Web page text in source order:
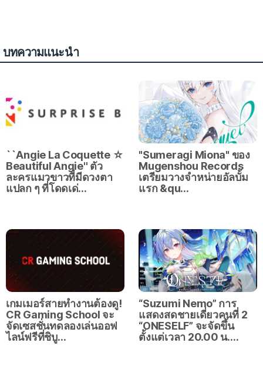
บทความแนะนำ
``Angie La Coquette ☆
Beautiful Angie'' ตัว
ละครแมวขาวที่มีดวงตา
แปลก ๆ ที่โดดเด่…
"Sumeragi Miona" ของ
Mugenshou Records
เตรียมวางจำหน่ายอัลบั้ม
แรก &qu…
เกมเมอร์สายทำงานต้องดู!
CR Gaming School จะ
จัดเซสชั่นทดลองเล่นออฟ
ไลน์ฟรีที่ชิบู…
“Suzumi Nemo” การ
แสดงสดชายเดี่ยวคนที่ 2
“ONESELF” จะจัดขึ้น
ตั้งแต่เวลา 20.00 น.…